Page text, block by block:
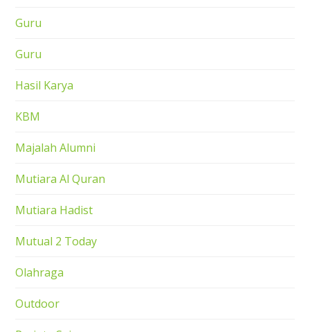
Guru
Guru
Hasil Karya
KBM
Majalah Alumni
Mutiara Al Quran
Mutiara Hadist
Mutual 2 Today
Olahraga
Outdoor